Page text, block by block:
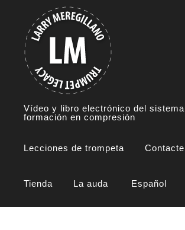
content
Vídeo y libro electrónico del
formación en compresión
Lecciones de trompeta
Tienda La auda Español